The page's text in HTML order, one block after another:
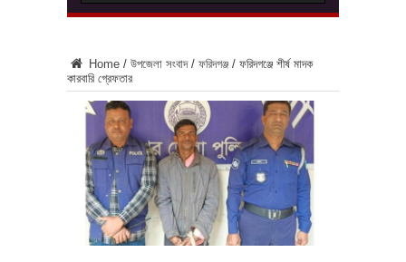
Home / উপজেলা সংবাদ / ফরিদগঞ্জ / ফরিদগঞ্জে শীর্ষ মাদক
কারবারি গ্রেফতার